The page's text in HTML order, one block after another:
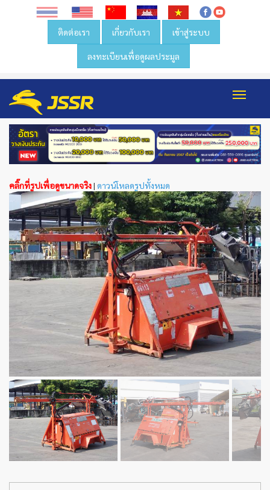
ติดต่อเรา เกี่ยวกับเรา เข้าสู่ระบบ
ลงทะเบียนเพื่อดูผลประมูล
คลิ๊กที่รูปเพื่อดูขนาดจริง| ดาวน์โหลดรูปทั้งหมด